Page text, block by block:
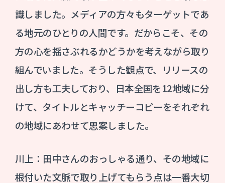
識しました。メディアの方々もターゲットであ
る地元のひとりの人間です。だからこそ、その
方の心を揺さぶれるかどうかを考えながら取り
組んでいました。そうした観点で、リリースの
出し方も工夫しており、日本全国を12地域に分
けて、タイトルとキャッチーコピーをそれぞれ
の地域にあわせて思案しました。
川上：田中さんのおっしゃる通り、その地域に
根付いた文脈で取り上げてもらう点は一番大切